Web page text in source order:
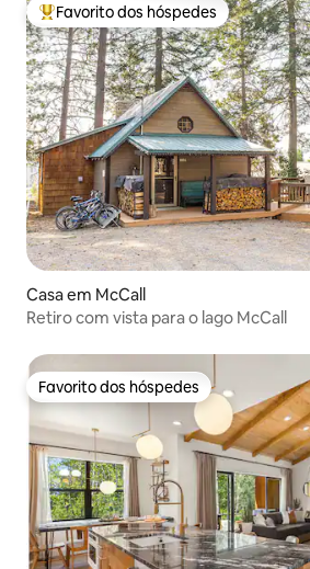
Favoritos dos hóspedes mais
Favorito dos hóspedes
Casa em McCall
Retiro com vista para o lago McCall
Favorito dos hóspedes
Favorito dos hóspedes